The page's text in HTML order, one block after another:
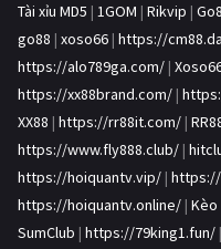
Tài xỉu MD5 | 1GOM | Rikvip |
go88 | xoso66 | https://
https://alo789ga.com/ |
https://xx88brand.com/ |
XX88 | https://rr88it.com/ |
https://www.fly888.club/ |
https://hoiquantv.vip/ |
https://hoiquantv.online/ | Kèo
SumClub | https://79king1.fun/ |